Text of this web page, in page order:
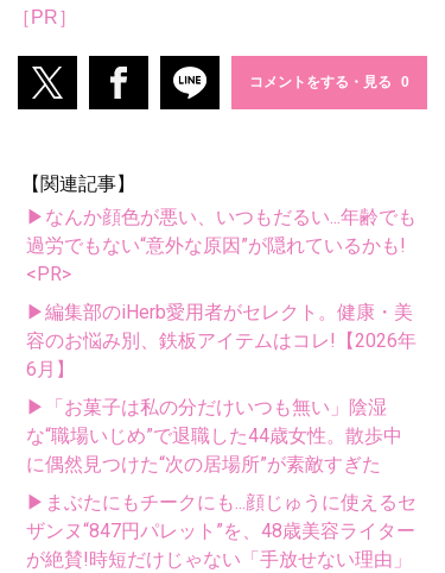
［PR］
コメントをする・見る
【関連記事】
▶なんか顔色が悪い、いつもだるい...年齢でも
過労でもない“意外な原因”が隠れているかも!
<PR>
▶編集部のiHerb愛用者がセレクト。健康・美
容のお悩み別、鉄板アイテムはコレ!【2026年
6月】
▶「お菓子は私の分だけいつも無い」陰湿
な“職場いじめ”で退職した44歳女性。散歩中
に偶然見つけた“次の居場所”が素敵すぎた
▶まぶたにもチークにも...顔じゅうに使えるセ
ザンヌ“847円パレット”を、48歳美容ライター
が絶賛!時短だけじゃない「手放せない理由」